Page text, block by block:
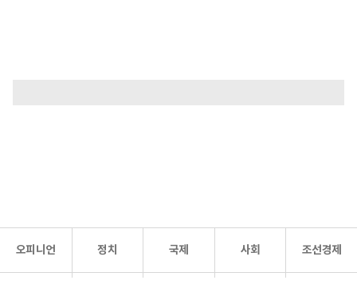
오피니언 정치 국제 사회 조선경제